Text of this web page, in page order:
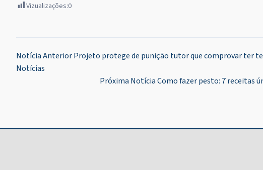
Vizualizações:0
Navegação
Notícia AnteriorProjeto protege de punição tutor que comprovar ter
Notícias
Próxima NotíciaComo fazer pesto: 7 receitas